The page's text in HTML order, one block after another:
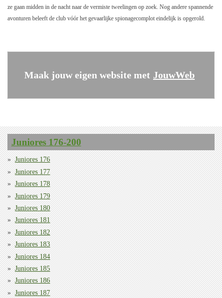
ze gaan midden in de nacht naar de vermiste tweelingen op zoek. Nog andere spannende
avonturen beleeft de club vóór het gevaarlijke spionagecomplot eindelijk is opgerold.
Maak jouw eigen website met JouwWeb
Juniores 176-200
Juniores 176
Juniores 177
Juniores 178
Juniores 179
Juniores 180
Juniores 181
Juniores 182
Juniores 183
Juniores 184
Juniores 185
Juniores 186
Juniores 187